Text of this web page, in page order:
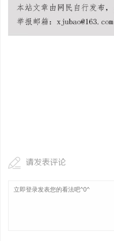
请发表评论